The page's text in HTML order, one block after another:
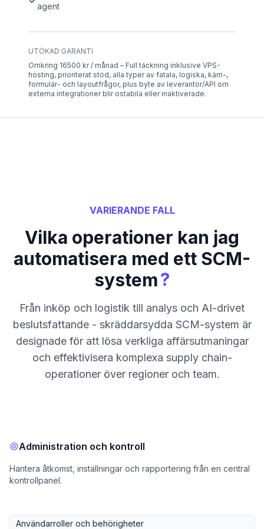
agent
UTÖKAD GARANTI
Omkring 16500 kr / månad – Full täckning inklusive VPS-
hosting, prioriterat stöd, alla typer av fatala, logiska, kärn-,
formulär- och layoutfrågor, plus byte av leverantör/API om
externa integrationer blir ostabila eller inaktiverade.
VARIERANDE FALL
Vilka operationer kan jag
automatisera med ett SCM-
system?
Från inköp och logistik till analys och AI-drivet
beslutsfattande - skräddarsydda SCM-system är
designade för att lösa verkliga affärsutmaningar
och effektivisera komplexa supply chain-
operationer över regioner och team.
Administration och kontroll
Hantera åtkomst, inställningar och rapportering från en central
kontrollpanel.
Användarroller och behörigheter